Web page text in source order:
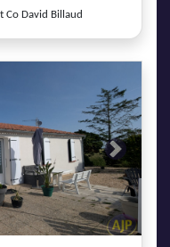
Co David Billaud
Next